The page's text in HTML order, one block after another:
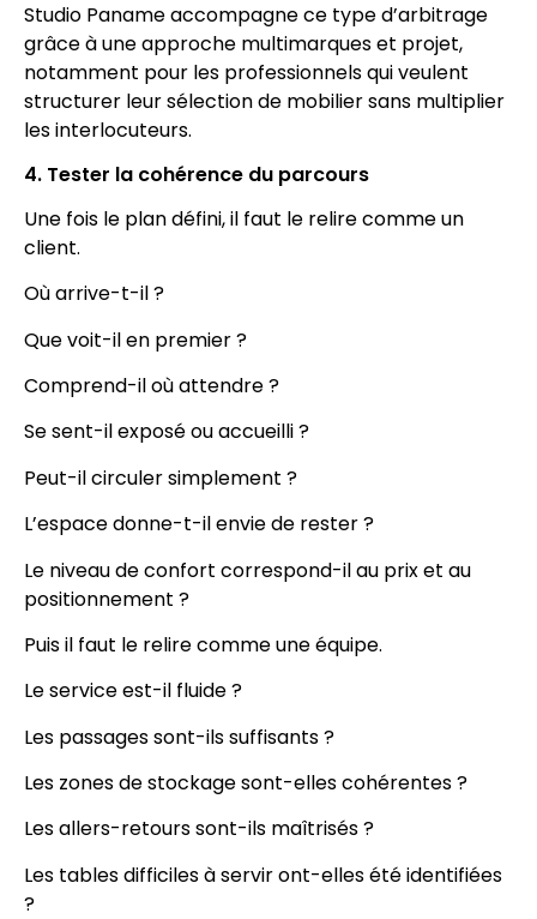
Studio Paname accompagne ce type d’arbitrage
grâce à une approche multimarques et projet,
notamment pour les professionnels qui veulent
structurer leur sélection de mobilier sans multiplier
les interlocuteurs.
4. Tester la cohérence du parcours
Une fois le plan défini, il faut le relire comme un
client.
Où arrive-t-il ?
Que voit-il en premier ?
Comprend-il où attendre ?
Se sent-il exposé ou accueilli ?
Peut-il circuler simplement ?
L’espace donne-t-il envie de rester ?
Le niveau de confort correspond-il au prix et au
positionnement ?
Puis il faut le relire comme une équipe.
Le service est-il fluide ?
Les passages sont-ils suffisants ?
Les zones de stockage sont-elles cohérentes ?
Les allers-retours sont-ils maîtrisés ?
Les tables difficiles à servir ont-elles été identifiées
?